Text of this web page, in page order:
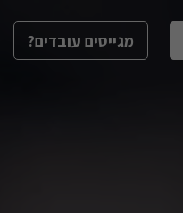
מגייסים עובדים?